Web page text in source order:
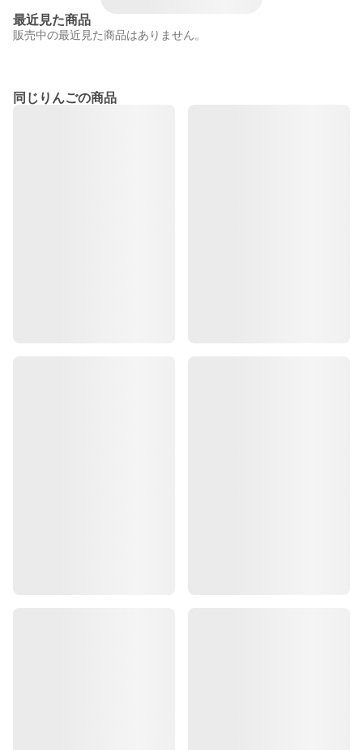
最近見た商品
販売中の最近見た商品はありません。
同じりんごの商品